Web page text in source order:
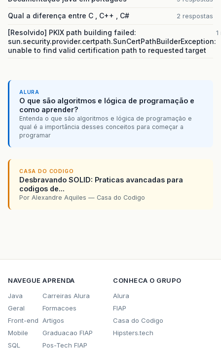
Qual a diferença entre C , C++ , C# 2 respostas
[Resolvido] PKIX path building failed:
sun.security.provider.certpath.SunCertPathBuilderException:
unable to find valid certification path to requested target
ALURA
O que são algoritmos e lógica de programação e
como aprender?
Entenda o que são algoritmos e lógica de programação e
qual é a importância desses conceitos para começar a
programar
CASA DO CODIGO
Desbravando SOLID: Praticas avancadas para
codigos de...
Por Alexandre Aquiles — Casa do Codigo
NAVEGUE
Java
Geral
Front-end
Mobile
SQL
APRENDA
Carreiras Alura
Formacoes
Artigos
Graduacao FIAP
Pos-Tech FIAP
CONHECA O GRUPO
Alura
FIAP
Casa do Codigo
Hipsters.tech